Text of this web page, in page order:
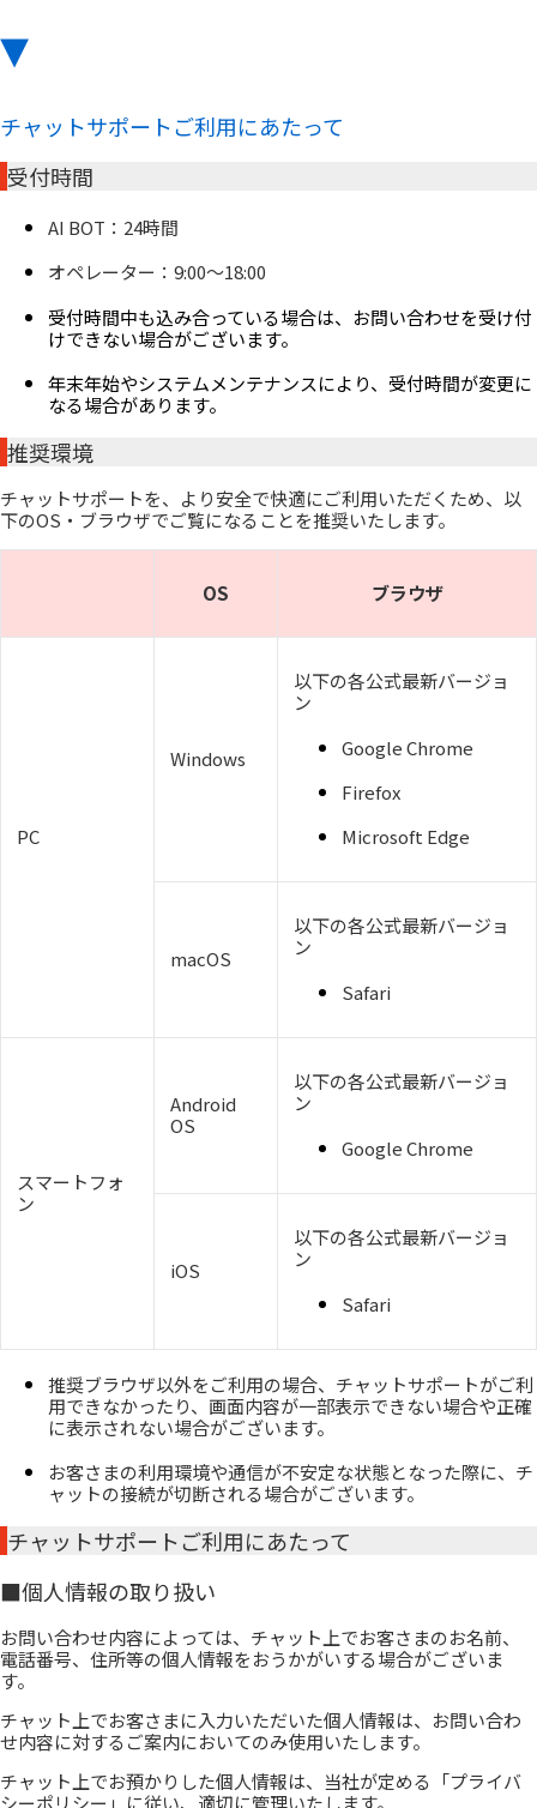
▾
チャットサポートご利用にあたって
受付時間
AI BOT：24時間
オペレーター：9:00～18:00
受付時間中も込み合っている場合は、お問い合わせを受け付
けできない場合がございます。
年末年始やシステムメンテナンスにより、受付時間が変更に
なる場合があります。
推奨環境
チャットサポートを、より安全で快適にご利用いただくため、以
下のOS・ブラウザでご覧になることを推奨いたします。
OS ブラウザ
PC
Windows
以下の各公式最新バージョ
ン
Google Chrome
Firefox
Microsoft Edge
macOS
以下の各公式最新バージョ
ン
Safari
スマートフォ
ン
Android
OS
以下の各公式最新バージョ
ン
Google Chrome
iOS
以下の各公式最新バージョ
ン
Safari
推奨ブラウザ以外をご利用の場合、チャットサポートがご利
用できなかったり、画面内容が一部表示できない場合や正確
に表示されない場合がございます。
お客さまの利用環境や通信が不安定な状態となった際に、チ
ャットの接続が切断される場合がございます。
チャットサポートご利用にあたって
■個人情報の取り扱い
お問い合わせ内容によっては、チャット上でお客さまのお名前、
電話番号、住所等の個人情報をおうかがいする場合がございま
す。
チャット上でお客さまに入力いただいた個人情報は、お問い合わ
せ内容に対するご案内においてのみ使用いたします。
チャット上でお預かりした個人情報は、当社が定める「プライバ